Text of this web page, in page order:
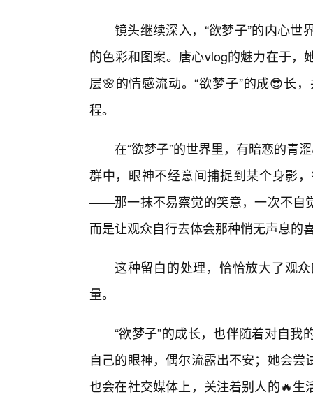
镜头继续深入，“欲梦子”的内心
的色彩和图案。唐心vlog的魅力在于，
层🌸的情感流动。“欲梦子”的成😎长
程。
在“欲梦子”的世界里，有暗恋的青
群中，眼神不经意间捕捉到某个身影
——那一抹不易察觉的笑意，一次不自
而是让观众自行去体会那种悄无声息的
这种留白的处理，恰恰放大了观
量。
“欲梦子”的成长，也伴随着对自
自己的眼神，偶尔流露出不安；她会
也会在社交媒体上，关注着别人的🔥